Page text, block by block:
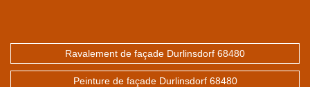
Ravalement de façade Durlinsdorf 68480
Peinture de façade Durlinsdorf 68480